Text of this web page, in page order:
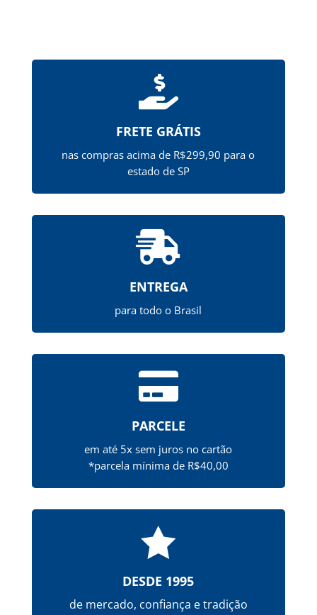

FRETE GRÁTIS
nas compras acima de R$299,90 para o
estado de SP

ENTREGA
para todo o Brasil

PARCELE
em até 5x sem juros no cartão
*parcela mínima de R$40,00

DESDE 1995
de mercado, confiança e tradição